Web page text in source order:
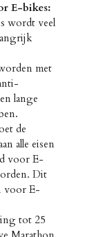
E-bikes:
wordt veel
met
lange
de
alle eisen
voor E-
Dit
voor E-
tot 25